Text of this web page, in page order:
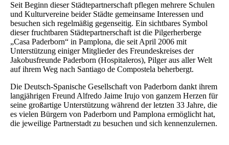
Seit Beginn dieser Städtepartnerschaft pflegen mehrere Schulen
und Kulturvereine beider Städte gemeinsame Interessen und
besuchen sich regelmäßig gegenseitig. Ein sichtbares Symbol
dieser fruchtbaren Städtepartnerschaft ist die Pilgerherberge
„Casa Paderborn“ in Pamplona, die seit April 2006 mit
Unterstützung einiger Mitglieder des Freundeskreises der
Jakobusfreunde Paderborn (Hospitaleros), Pilger aus aller Welt
auf ihrem Weg nach Santiago de Compostela beherbergt.
Die Deutsch-Spanische Gesellschaft von Paderborn dankt ihrem
langjährigen Freund Alfredo Jaime Irujo von ganzem Herzen für
seine großartige Unterstützung während der letzten 33 Jahre, die
es vielen Bürgern von Paderborn und Pamplona ermöglicht hat,
die jeweilige Partnerstadt zu besuchen und sich kennenzulernen.